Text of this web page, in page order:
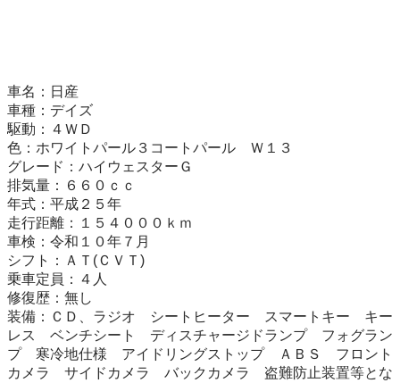
車名：日産
車種：デイズ
駆動：４ＷＤ
色：ホワイトパール３コートパール　Ｗ１３
グレード：ハイウェスターＧ
排気量：６６０ｃｃ
年式：平成２５年
走行距離：１５４０００ｋｍ
車検：令和１０年７月
シフト：ＡＴ(ＣＶＴ)
乗車定員：４人
修復歴：無し
装備：ＣＤ、ラジオ　シートヒーター　スマートキー　キー
レス　ベンチシート　ディスチャージドランプ　フォグラン
プ　寒冷地仕様　アイドリングストップ　ＡＢＳ　フロント
カメラ　サイドカメラ　バックカメラ　盗難防止装置等とな